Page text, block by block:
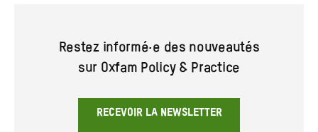
Restez informé·e des nouveautés
sur Oxfam Policy & Practice
RECEVOIR LA NEWSLETTER